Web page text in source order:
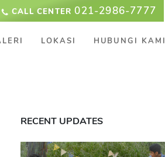
CALL CENTER 021-2986-7777
LOKASI HUBUNGI KAMI
RECENT UPDATES